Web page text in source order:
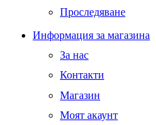
Проследяване
Информация за магазина
За нас
Контакти
Магазин
Моят акаунт